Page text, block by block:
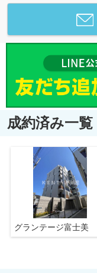
成約済み一覧
グランテージ富士美